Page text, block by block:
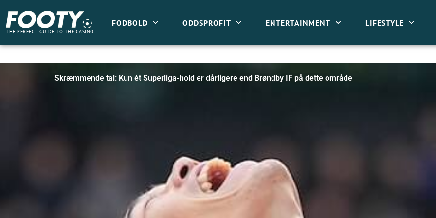
indholdet
THE PERFECT GUIDE TO THE CASINO
FODBOLD ODDSPROFIT ENTERTAINMENT LIFESTYLE
Skræmmende tal: Kun ét Superliga-hold er dårligere end Brøndby IF på dette område